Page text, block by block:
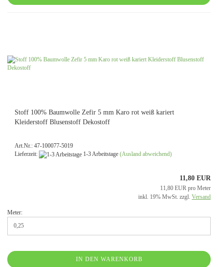
Stoff 100% Baumwolle Zefir 5 mm Karo rot weiß kariert
Kleiderstoff Blusenstoff Dekostoff
Art.Nr.: 47-100077-5019
Lieferzeit:
1-3 Arbeitstage (Ausland abweichend)
11,80 EUR
11,80 EUR pro Meter
inkl. 19% MwSt. zzgl. Versand
Meter:
IN DEN WARENKORB